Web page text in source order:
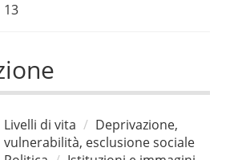
13
Livelli di vita
Deprivazione,
vulnerabilità, esclusione sociale